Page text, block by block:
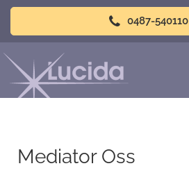
0487-540110
Mediator Oss